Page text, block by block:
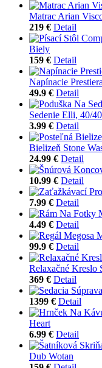
Matrac Arian
219 € Detail
Biely
159 € Detail
Napínacie
49.9 € Detail
Sedenie Elli, 40/
3.99 € Detail
Bielizeň Stone
24.99 € Detail
10.99 € Detail
7.99 € Detail
4.49 € Detail
99.9 € Detail
Relaxačné Kreslo
369 € Detail
1399 € Detail
Heart
6.99 € Detail
Dub Wotan